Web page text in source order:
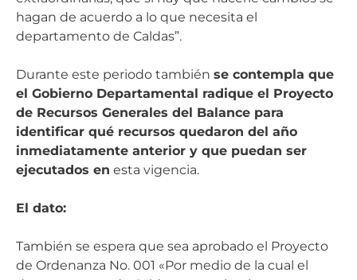
hagan de acuerdo a lo que necesita el
departamento de Caldas”.
Durante este periodo también se contempla que
el Gobierno Departamental radique el Proyecto
de Recursos Generales del Balance para
identificar qué recursos quedaron del año
inmediatamente anterior y que puedan ser
ejecutados en esta vigencia.
El dato:
También se espera que sea aprobado el Proyecto
de Ordenanza No. 001 «Por medio de la cual el